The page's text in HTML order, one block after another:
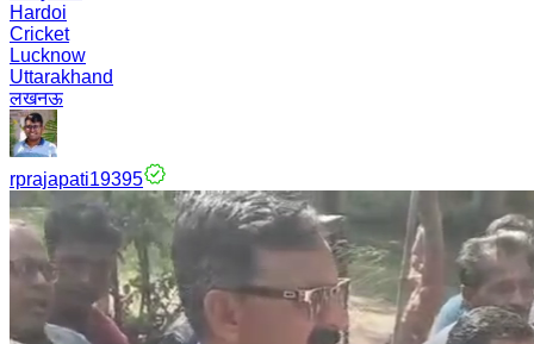
Hardoi
Cricket
Lucknow
Uttarakhand
लखनऊ
rprajapati19395